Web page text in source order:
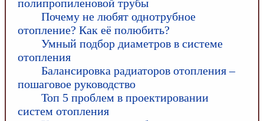
полипропиленовой трубы
Почему не любят однотрубное
отопление? Как её полюбить?
Умный подбор диаметров в системе
отопления
Балансировка радиаторов отопления –
пошаговое руководство
Топ 5 проблем в проектировании
систем отопления